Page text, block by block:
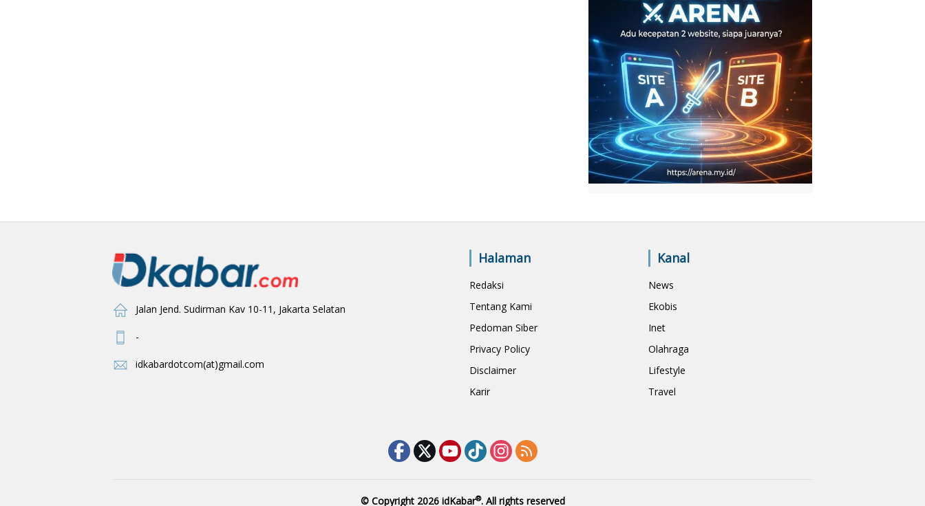
Jalan Jend. Sudirman Kav 10-11, Jakarta Selatan
-
idkabardotcom(at)gmail.com
Halaman
Redaksi
Tentang Kami
Pedoman Siber
Privacy Policy
Disclaimer
Karir
Kanal
News
Ekobis
Inet
Olahraga
Lifestyle
Travel
© Copyright 2026 idKabar®. All rights reserved